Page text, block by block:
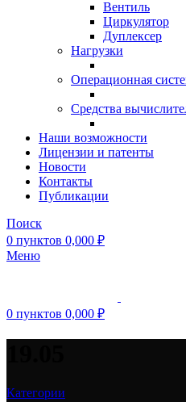
Вентиль
Циркулятор
Дуплексер
Нагрузки
Операционная
Средства
Наши возможности
Лицензии и патенты
Новости
Контакты
Публикации
Поиск
0 пунктов 0,000 ₽
Меню
0 пунктов 0,000 ₽
Категории